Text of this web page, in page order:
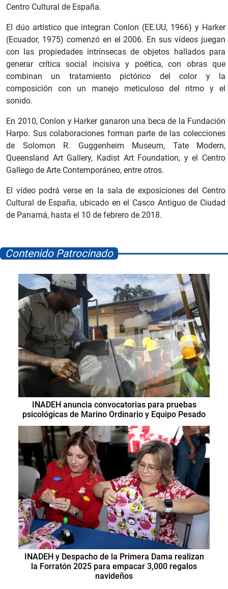
Centro Cultural de España.
El dúo artístico que integran Conlon (EE.UU, 1966) y Harker
(Ecuador, 1975) comenzó en el 2006. En sus vídeos juegan
con las propiedades intrínsecas de objetos hallados para
generar crítica social incisiva y poética, con obras que
combinan un tratamiento pictórico del color y la
composición con un manejo meticuloso del ritmo y el
sonido.
En 2010, Conlon y Harker ganaron una beca de la Fundación
Harpo. Sus colaboraciones forman parte de las colecciones
de Solomon R. Guggenheim Museum, Tate Modern,
Queensland Art Gallery, Kadist Art Foundation, y el Centro
Gallego de Arte Contemporáneo, entre otros.
El vídeo podrá verse en la sala de exposiciones del Centro
Cultural de España, ubicado en el Casco Antiguo de Ciudad
de Panamá, hasta el 10 de febrero de 2018.
Contenido Patrocinado
INADEH anuncia convocatorias para pruebas
psicológicas de Marino Ordinario y Equipo Pesado
INADEH y Despacho de la Primera Dama realizan
la Forratón 2025 para empacar 3,000 regalos
navideños